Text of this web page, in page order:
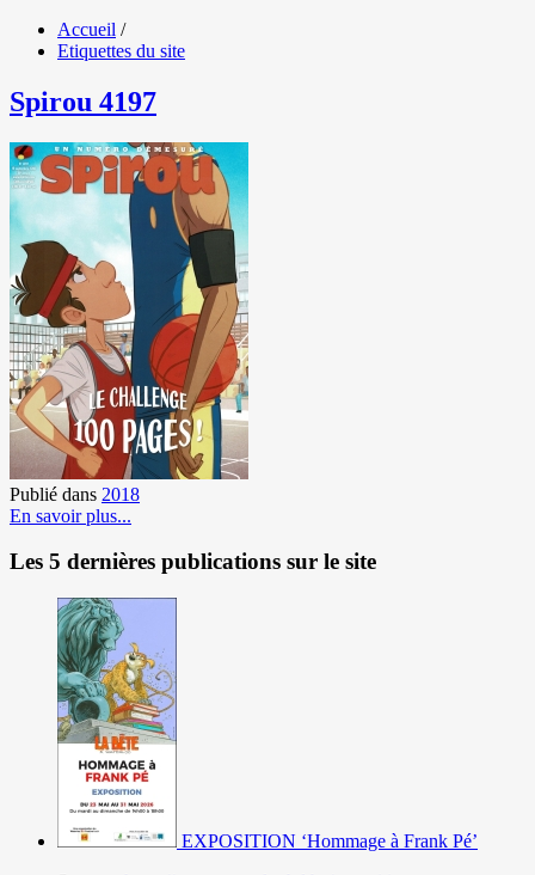
Accueil /
Etiquettes du site
Spirou 4197
Publié dans 2018
En savoir plus...
Les 5 dernières publications sur le site
EXPOSITION ‘Hommage à Frank Pé’